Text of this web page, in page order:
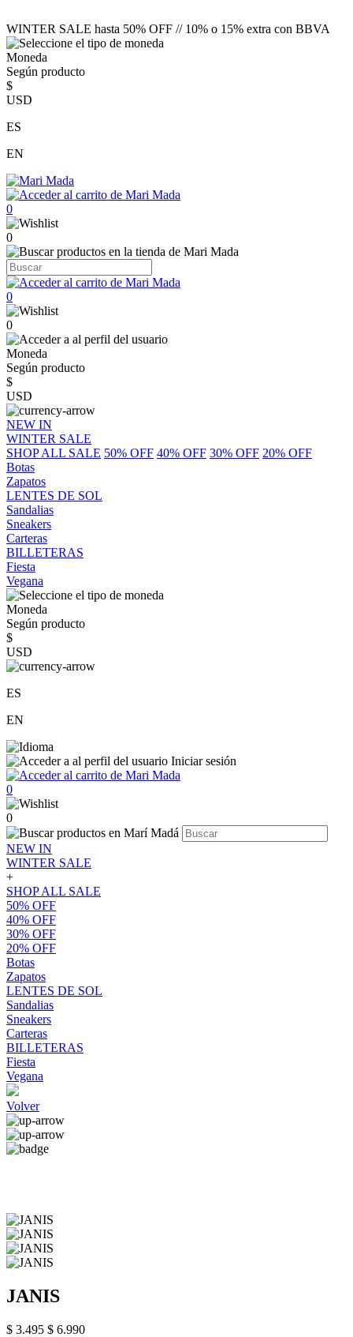
WINTER SALE hasta 50% OFF // 10% o 15% extra con BBVA
Moneda
Según producto
$
USD
ES
EN
0
0
0
0
Moneda
Según producto
$
USD
NEW IN
WINTER SALE
SHOP ALL SALE 50% OFF 40% OFF 30% OFF 20% OFF
Botas
Zapatos
LENTES DE SOL
Sandalias
Sneakers
Carteras
BILLETERAS
Fiesta
Vegana
Moneda
Según producto
$
USD
ES
EN
Iniciar sesión
0
0
NEW IN
WINTER SALE
+
SHOP ALL SALE
50% OFF
40% OFF
30% OFF
20% OFF
Botas
Zapatos
LENTES DE SOL
Sandalias
Sneakers
Carteras
BILLETERAS
Fiesta
Vegana
Volver
JANIS
$ 3.495 $ 6.990